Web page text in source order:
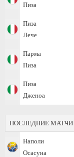
Пиза
Пиза
Лече
Парма
Пиза
Пиза
Дженоа
ПОСЛЕДНИЕ МАТЧИ
Наполи
Осасуна